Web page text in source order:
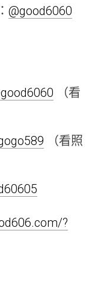
@good6060
（看
（看照
?